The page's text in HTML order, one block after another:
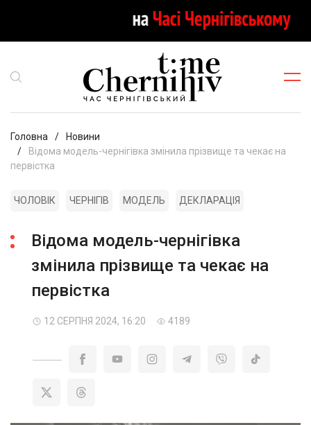
Головна
Новини
Відома модель-чернігівка змінила прізвище та чекає на
первістка
ЧОЛОВІК ЧЕРНІГІВ МОДЕЛЬ ДЕКЛАРАЦІЯ
Відома модель-чернігівка
змінила прізвище та чекає на
первістка
12 СЕРПНЯ 2024, 16:20 4189